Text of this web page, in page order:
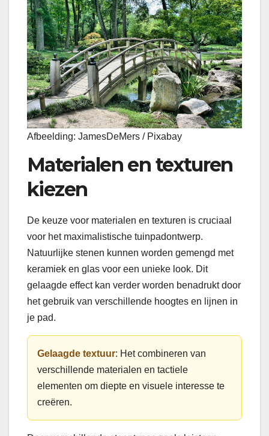
Afbeelding: JamesDeMers / Pixabay
Materialen en texturen
kiezen
De keuze voor materialen en texturen is cruciaal
voor het maximalistische tuinpadontwerp.
Natuurlijke stenen kunnen worden gemengd met
keramiek en glas voor een unieke look. Dit
gelaagde effect kan verder worden benadrukt door
het gebruik van verschillende hoogtes en lijnen in
je pad.
Gelaagde textuur: Het combineren van
verschillende materialen en tactiele
elementen om diepte en visuele interesse te
creëren.